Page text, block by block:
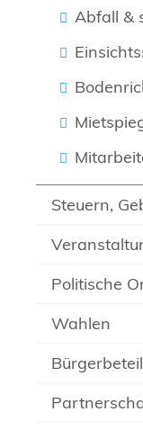
Abfall &
Steuern,
Politische
Wahlen